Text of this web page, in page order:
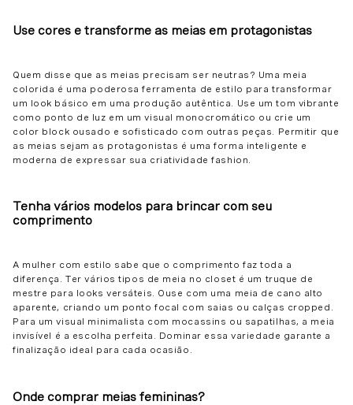
Use cores e transforme as meias em protagonistas
Quem disse que as meias precisam ser neutras? Uma meia
colorida é uma poderosa ferramenta de estilo para transformar
um look básico em uma produção autêntica. Use um tom vibrante
como ponto de luz em um visual monocromático ou crie um
color block ousado e sofisticado com outras peças. Permitir que
as meias sejam as protagonistas é uma forma inteligente e
moderna de expressar sua criatividade fashion.
Tenha vários modelos para brincar com seu
comprimento
A mulher com estilo sabe que o comprimento faz toda a
diferença. Ter vários tipos de meia no closet é um truque de
mestre para looks versáteis. Ouse com uma meia de cano alto
aparente, criando um ponto focal com saias ou calças cropped.
Para um visual minimalista com mocassins ou sapatilhas, a meia
invisível é a escolha perfeita. Dominar essa variedade garante a
finalização ideal para cada ocasião.
Onde comprar meias femininas?